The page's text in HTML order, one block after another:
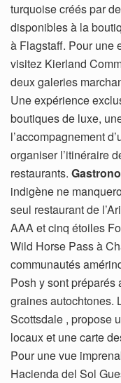
turquoise créés par
disponibles à la
à Flagstaff. Pour une
visitez Kierland
deux galeries
Une expérience
boutiques de luxe,
l’accompagnement
organiser l’itinéraire
restaurants.
indigène ne
seul restaurant de
AAA et cinq étoiles
Wild Horse Pass à
communautés
Posh y sont
graines autochtones.
Scottsdale , propose
locaux et une carte
Pour une vue
Hacienda del Sol